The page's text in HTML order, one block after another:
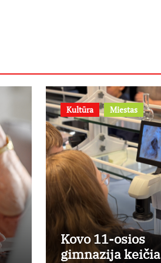
Kultūra Miestas
Kovo 11-osios
gimnazija keičia